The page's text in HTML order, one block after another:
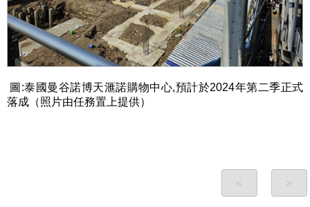
圖 :泰國曼谷諾博天滙諾購物中心,預計於2024年第二季正式
落成（照片由任務置上提供）
< >